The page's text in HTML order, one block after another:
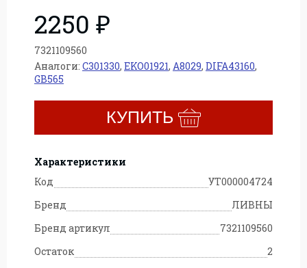
2250 ₽
7321109560
Аналоги: C301330, EKO01921, A8029, DIFA43160,
GB565
КУПИТЬ
Характеристики
Код
УТ000004724
Бренд
ЛИВНЫ
Бренд артикул
7321109560
Остаток
2